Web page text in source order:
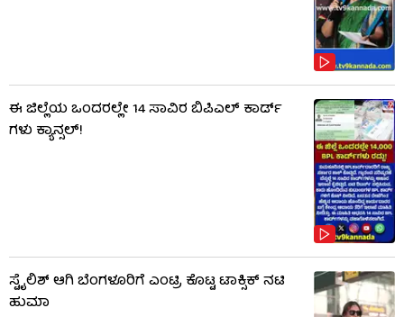
ಈ ಜಿಲ್ಲೆಯ ಒಂದರಲ್ಲೇ 14 ಸಾವಿರ ಬಿಪಿಎಲ್​ ಕಾರ್ಡ್​
ಗಳು ಕ್ಯಾನ್ಸಲ್!
ಸ್ಟೈಲಿಶ್ ಆಗಿ ಬೆಂಗಳೂರಿಗೆ ಎಂಟ್ರಿ ಕೊಟ್ಟ ಟಾಕ್ಸಿಕ್ ನಟಿ
ಹುಮಾ